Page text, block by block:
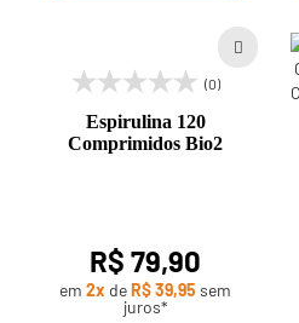
(0)
Espirulina 120
Comprimidos Bio2
R$ 79,90
em 2x deR$ 39,95 sem
juros*